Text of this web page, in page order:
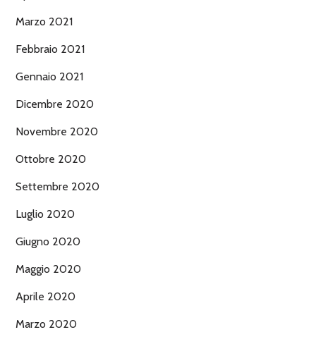
Marzo 2021
Febbraio 2021
Gennaio 2021
Dicembre 2020
Novembre 2020
Ottobre 2020
Settembre 2020
Luglio 2020
Giugno 2020
Maggio 2020
Aprile 2020
Marzo 2020